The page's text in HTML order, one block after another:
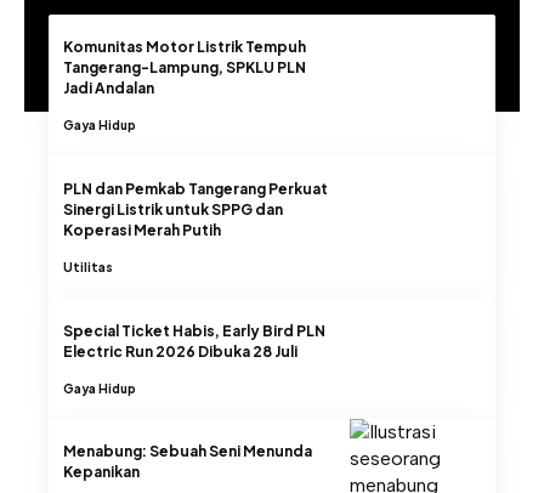
Komunitas Motor Listrik Tempuh
Tangerang-Lampung, SPKLU PLN
Jadi Andalan
Gaya Hidup
PLN dan Pemkab Tangerang Perkuat
Sinergi Listrik untuk SPPG dan
Koperasi Merah Putih
Utilitas
Special Ticket Habis, Early Bird PLN
Electric Run 2026 Dibuka 28 Juli
Gaya Hidup
Menabung: Sebuah Seni Menunda
Kepanikan